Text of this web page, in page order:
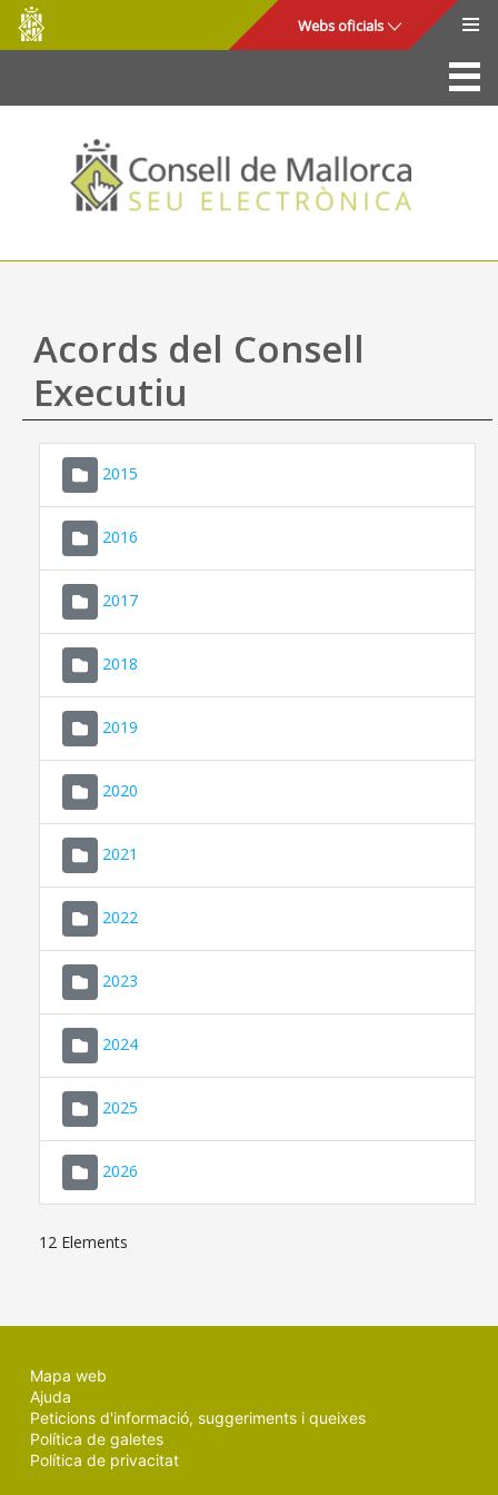
Salta al contingut principal
Consell
de
Mallorca
Webs oficials
La Seu
Consell de Mallorca
Accés i seguretat
Utilitats
Ajuda
Acords del Consell
Executiu
2015
2016
2017
2018
2019
2020
2021
2022
2023
2024
2025
2026
12 Elements
Mapa web
Ajuda
Peticions d'informació, suggeriments i queixes
Política de galetes
Política de privacitat